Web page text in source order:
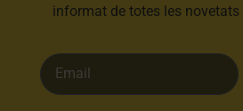
informat de totes les